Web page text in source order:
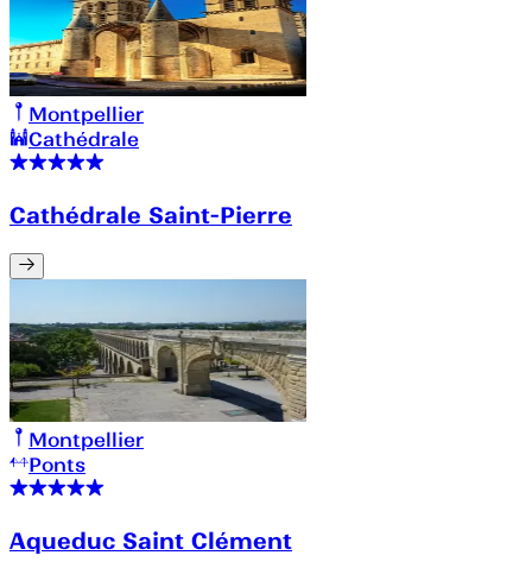
Montpellier
Cathédrale
Cathédrale Saint-Pierre
Montpellier
Ponts
Aqueduc Saint Clément